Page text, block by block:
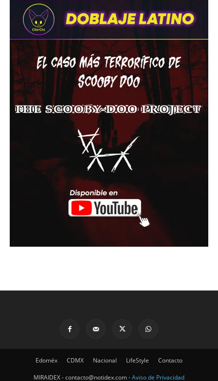
Edoméx CDMX Nacional LifeStyle Contacto
MIRAIDEX - contacto@notidex.com -Aviso de Privacidad